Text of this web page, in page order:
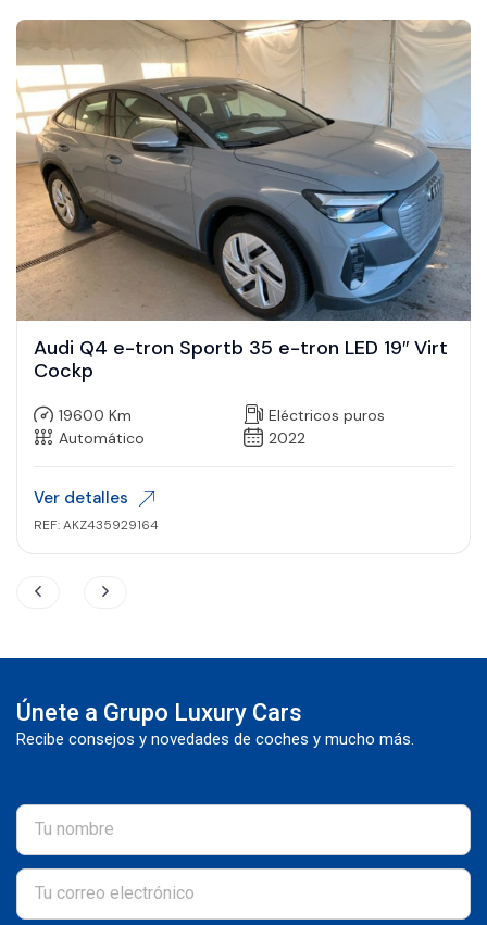
Audi Q4 e-tron Sportb 35 e-tron LED 19″ Virt
Cockp
19600 Km
Eléctricos puros
Automático
2022
Ver detalles
REF: AKZ435929164
Únete a Grupo Luxury Cars
Recibe consejos y novedades de coches y mucho más.